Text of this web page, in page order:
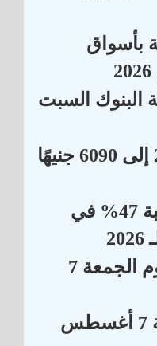
بأسواق
بعطلة البنوك السبت
ارتفاع سعر الذهب عيار 21 إلى 6090 جنيهًا
دانة غاز تحقق ارتفاعاً بنسبة 47% في
أسعار الريال السعودي اليوم الجمعة 7
أسعار اللحوم اليوم الجمعة 7 أغسطس